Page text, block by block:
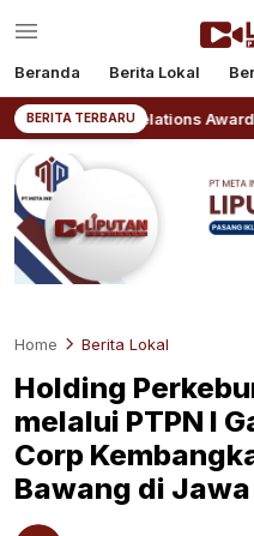
Beranda Berita Lokal
BERITA TERBARUAwards 2026
Home Berita Lokal
Holding
melalui PTPN I
Corp
Bawang di